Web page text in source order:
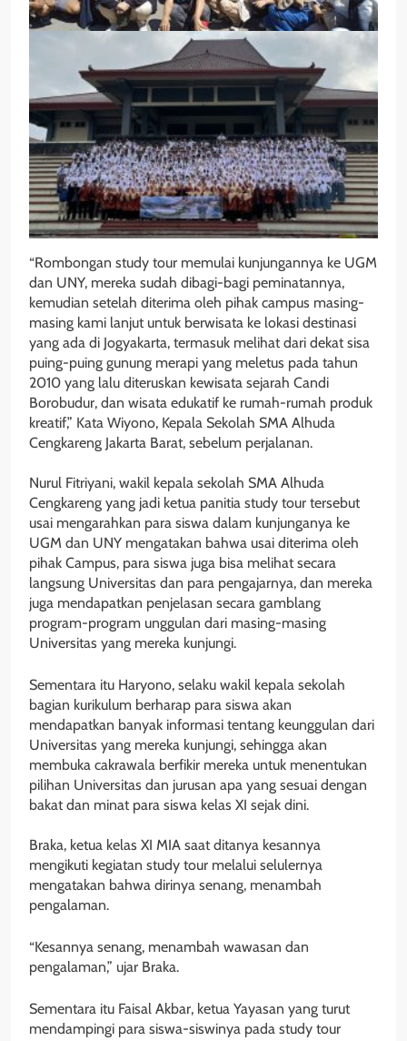
“Rombongan study tour memulai kunjungannya ke UGM
dan UNY, mereka sudah dibagi-bagi peminatannya,
kemudian setelah diterima oleh pihak campus masing-
masing kami lanjut untuk berwisata ke lokasi destinasi
yang ada di Jogyakarta, termasuk melihat dari dekat sisa
puing-puing gunung merapi yang meletus pada tahun
2010 yang lalu diteruskan kewisata sejarah Candi
Borobudur, dan wisata edukatif ke rumah-rumah produk
kreatif,” Kata Wiyono, Kepala Sekolah SMA Alhuda
Cengkareng Jakarta Barat, sebelum perjalanan.
Nurul Fitriyani, wakil kepala sekolah SMA Alhuda
Cengkareng yang jadi ketua panitia study tour tersebut
usai mengarahkan para siswa dalam kunjunganya ke
UGM dan UNY mengatakan bahwa usai diterima oleh
pihak Campus, para siswa juga bisa melihat secara
langsung Universitas dan para pengajarnya, dan mereka
juga mendapatkan penjelasan secara gamblang
program-program unggulan dari masing-masing
Universitas yang mereka kunjungi.
Sementara itu Haryono, selaku wakil kepala sekolah
bagian kurikulum berharap para siswa akan
mendapatkan banyak informasi tentang keunggulan dari
Universitas yang mereka kunjungi, sehingga akan
membuka cakrawala berfikir mereka untuk menentukan
pilihan Universitas dan jurusan apa yang sesuai dengan
bakat dan minat para siswa kelas XI sejak dini.
Braka, ketua kelas XI MIA saat ditanya kesannya
mengikuti kegiatan study tour melalui selulernya
mengatakan bahwa dirinya senang, menambah
pengalaman.
“Kesannya senang, menambah wawasan dan
pengalaman,” ujar Braka.
Sementara itu Faisal Akbar, ketua Yayasan yang turut
mendampingi para siswa-siswinya pada study tour